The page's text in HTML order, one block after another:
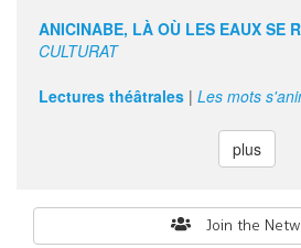
ANICINABE, LÀ OÙ LES EAUX SE
CULTURAT
Lectures théâtrales | Les mots
plus
Join the